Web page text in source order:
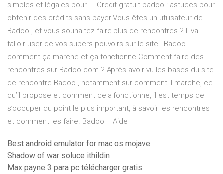
simples et légales pour ... Credit gratuit badoo : astuces pour
obtenir des crédits sans payer Vous êtes un utilisateur de
Badoo , et vous souhaitez faire plus de rencontres ? Il va
falloir user de vos supers pouvoirs sur le site ! Badoo
comment ça marche et ça fonctionne Comment faire des
rencontres sur Badoo.com ? Après avoir vu les bases du site
de rencontre Badoo , notamment sur comment il marche, ce
qu’il propose et comment cela fonctionne, il est temps de
s’occuper du point le plus important, à savoir les rencontres
et comment les faire. Badoo – Aide
Best android emulator for mac os mojave
Shadow of war soluce ithildin
Max payne 3 para pc télécharger gratis